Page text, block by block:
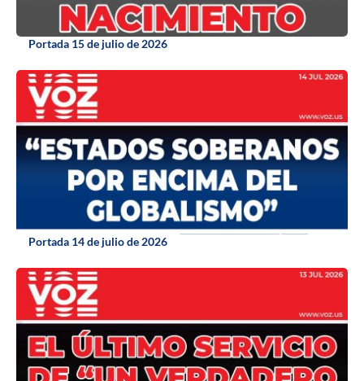
Portada 15 de julio de 2026
Portada 14 de julio de 2026